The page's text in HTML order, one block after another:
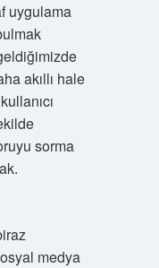
uygulama
akıllı hale
sorma
medya